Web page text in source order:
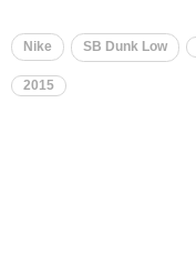
Nike SB Dunk Low
2015